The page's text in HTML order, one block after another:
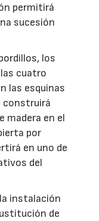
permitirá
sucesión
los
cuatro
las esquinas
construirá
madera en el
por
en uno de
del
instalación
de